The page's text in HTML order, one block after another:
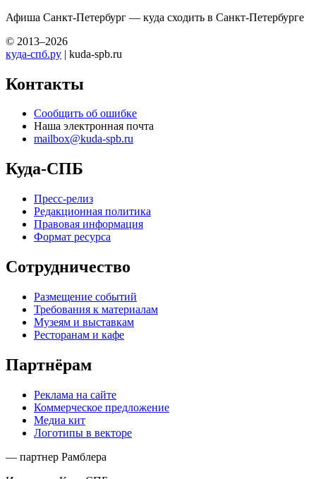
Афиша Санкт-Петербург — куда сходить в Санкт-Петербурге
© 2013–2026
куда-спб.ру | kuda-spb.ru
Контакты
Сообщить об ошибке
Наша электронная почта
mailbox@kuda-spb.ru
Куда-СПБ
Пресс-релиз
Редакционная политика
Правовая информация
Формат ресурса
Сотрудничество
Размещение событий
Требования к материалам
Музеям и выставкам
Ресторанам и кафе
Партнёрам
Реклама на сайте
Коммерческое предложение
Медиа кит
Логотипы в векторе
— партнер Рамблера